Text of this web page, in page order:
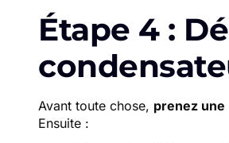
Étape 4 :
Avant toute chose, prenez une
Ensuite :